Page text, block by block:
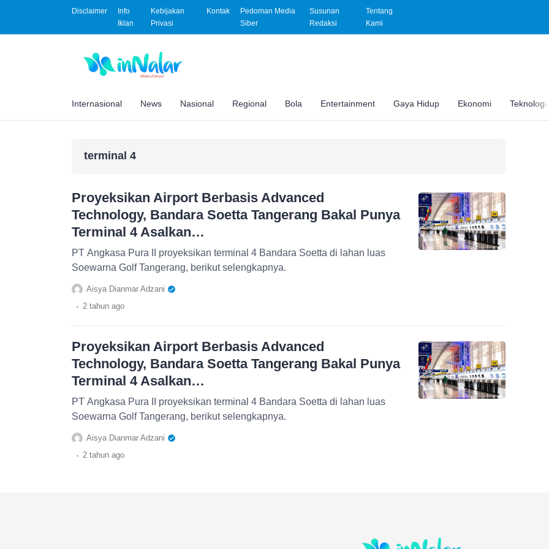
Disclaimer
Info
Iklan
Kebijakan
Privasi
Kontak
Pedoman Media
Siber
Susunan
Redaksi
Tentang
Kami
Internasional News Nasional Regional Bola Entertainment Gaya Hidup Ekonomi Teknologi
terminal 4
Proyeksikan Airport Berbasis Advanced
Technology, Bandara Soetta Tangerang Bakal Punya
Terminal 4 Asalkan…
PT Angkasa Pura II proyeksikan terminal 4 Bandara Soetta di lahan luas
Soewarna Golf Tangerang, berikut selengkapnya.
Aisya Dianmar Adzani
. 2 tahun ago
Proyeksikan Airport Berbasis Advanced
Technology, Bandara Soetta Tangerang Bakal Punya
Terminal 4 Asalkan…
PT Angkasa Pura II proyeksikan terminal 4 Bandara Soetta di lahan luas
Soewarna Golf Tangerang, berikut selengkapnya.
Aisya Dianmar Adzani
. 2 tahun ago